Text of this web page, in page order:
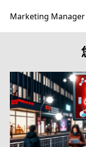
Marketing Manager